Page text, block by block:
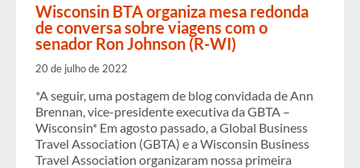
Wisconsin BTA organiza mesa redonda
de conversa sobre viagens com o
senador Ron Johnson (R-WI)
20 de julho de 2022
*A seguir, uma postagem de blog convidada de Ann
Brennan, vice-presidente executiva da GBTA –
Wisconsin* Em agosto passado, a Global Business
Travel Association (GBTA) e a Wisconsin Business
Travel Association organizaram nossa primeira